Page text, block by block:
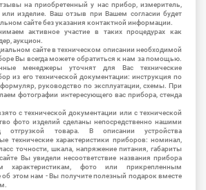
на приобретенный у нас прибор, измеритель,
или изделие. Ваш отзыв при Вашем согласии будет
сайте без указания контактной информации.
активное участие в таких процедурах как
аукцион.
сайте в техническом описании необходимой
Вы всегда можете обратиться к нам за помощью.
менеджеры уточнят для Вас технические
из его технической документации: инструкция по
формуляр, руководство по эксплуатации, схемы. При
фотографии интересующего вас прибора, стенда
с технической документации или с технической
фото изделий сделаны непосредственно нашими
отгрузкой товара. В описании устройства
технические характеристики приборов: номинал,
точности, шкала, напряжение питания, габариты
Вы увидели несоответствие названия прибора
характеристикам, фото или прикрепленным
этом нам - Вы получите полезный подарок вместе